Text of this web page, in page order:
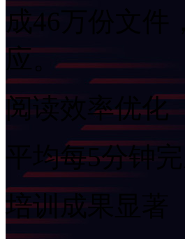
成46万份文件
应。
阅读效率优化
平均每5分钟
培训成果显著